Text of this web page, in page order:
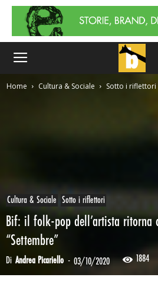
Home Cultura & Sociale Sotto i riflettori
Cultura & Sociale Sotto i riflettori
Bif: il folk-pop dell’artista ritorna
“Settembre”
Di Andrea Picariello - 03/10/2020 1884